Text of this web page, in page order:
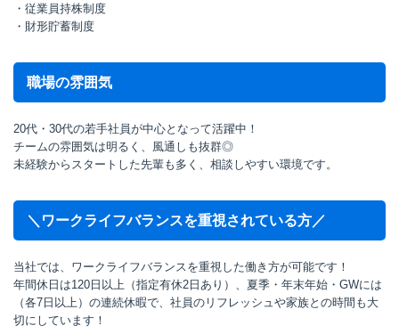
・従業員持株制度
・財形貯蓄制度
職場の雰囲気
20代・30代の若手社員が中心となって活躍中！
チームの雰囲気は明るく、風通しも抜群◎
未経験からスタートした先輩も多く、相談しやすい環境です。
＼ワークライフバランスを重視されている方／
当社では、ワークライフバランスを重視した働き方が可能です！
年間休日は120日以上（指定有休2日あり）、夏季・年末年始・GWには
（各7日以上）の連続休暇で、社員のリフレッシュや家族との時間も大
切にしています！